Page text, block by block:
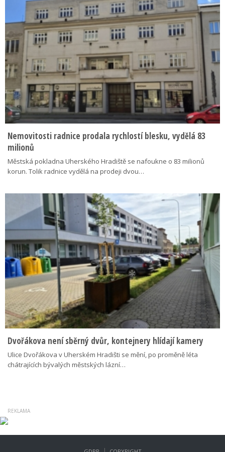
Nemovitosti radnice prodala rychlostí blesku, vydělá 83
milionů
Městská pokladna Uherského Hradiště se nafoukne o 83 milionů
korun. Tolik radnice vydělá na prodeji dvou…
Dvořákova není sběrný dvůr, kontejnery hlídají kamery
Ulice Dvořákova v Uherském Hradišti se mění, po proměně léta
chátrajících bývalých městských lázní…